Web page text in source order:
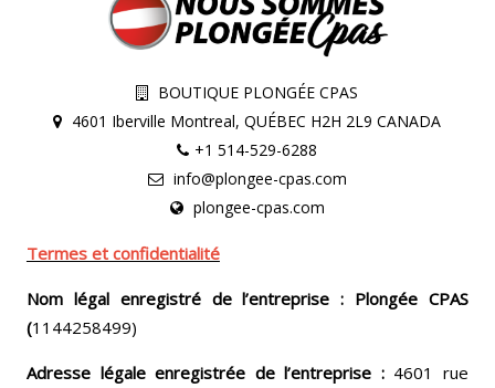
BOUTIQUE PLONGÉE CPAS
4601 Iberville Montreal, QUÉBEC H2H 2L9 CANADA
+1 514-529-6288
info@plongee-cpas.com
plongee-cpas.com
Termes et confidentialité
Nom légal enregistré de l’entreprise : Plongée CPAS
(1144258499)
Adresse légale enregistrée de l’entreprise :4601 rue